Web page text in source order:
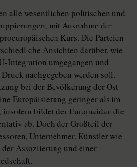
alle wesentlichen politischen und
mit Ausnahme der
Kurs. Die Parteien
Ansichten darüber, wie
Integration umgegangen und
nachgegeben werden soll.
bei der Bevölkerung der Ost-
Europäisierung geringer als im
insofern bildet der Euromaidan die
ab. Doch der Großteil der
Unternehmer, Künstler wie
der Assoziierung und einer